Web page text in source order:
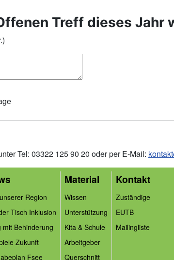
Treff dieses Jahr
Tel: 03322 125 90 20 oder per E-Mail:
Region
Tisch Inklusion
mit Behinderung
Zukunft
Fsee
Material
Wissen
Unterstützung
Kita & Schule
Arbeitgeber
Querschnitt
Kontakt
Zuständige
EUTB
Mailingliste